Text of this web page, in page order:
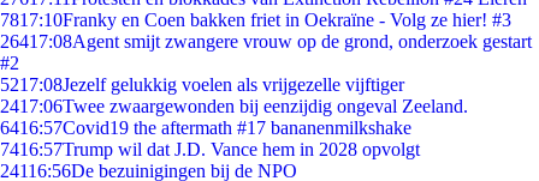
7817:10Franky en Coen bakken friet in Oekraïne - Volg ze hier! #3
26417:08Agent smijt zwangere vrouw op de grond, onderzoek gestart
#2
5217:08Jezelf gelukkig voelen als vrijgezelle vijftiger
2417:06Twee zwaargewonden bij eenzijdig ongeval Zeeland.
6416:57Covid19 the aftermath #17 bananenmilkshake
7416:57Trump wil dat J.D. Vance hem in 2028 opvolgt
24116:56De bezuinigingen bij de NPO